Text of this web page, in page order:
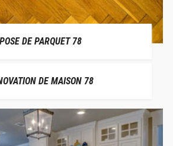
POSE DE PARQUET 78
DE MAISON 78